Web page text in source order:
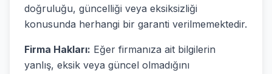
doğruluğu, güncelliği veya eksiksizliği
konusunda herhangi bir garanti verilmemektedir.
Firma Hakları: Eğer firmanıza ait bilgilerin
yanlış, eksik veya güncel olmadığını